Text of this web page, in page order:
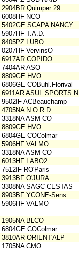
2904BR Quimper 29
6008HF NCO
5402GE SCAPA NANCY
5907HF T.A.D.
8405PZ LUBO
0207HF VervinsO
6917AR COPIDO
7404AR ASO
8809GE HVO
6806GE COBuhl.Florival
6911AR ASUL SPORTS
9502IF ACBeauchamp
4705NA N.O.R.D.
3318NA ASM CO
8809GE HVO
6804GE COColmar
5906HF VALMO
3318NA ASM CO
6013HF LABO2
7512IF RO'Paris
3913BF O'JURA
3308NA SAGC CESTAS
8903BF YCONE-Sens
5906HF VALMO
1905NA BLCO
6804GE COColmar
3810AR ORIENT'ALP
1705NA CMO